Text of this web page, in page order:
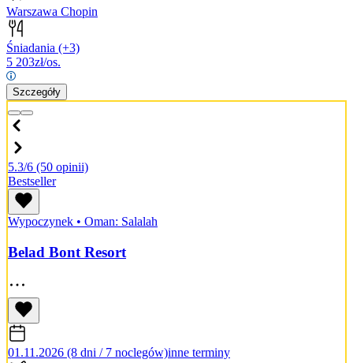
Warszawa Chopin
Śniadania (+3)
5 203zł/os.
Szczegóły
5.3/6 (50 opinii)
Bestseller
Wypoczynek • Oman: Salalah
Belad Bont Resort
01.11.2026 (8 dni / 7 noclegów)inne terminy